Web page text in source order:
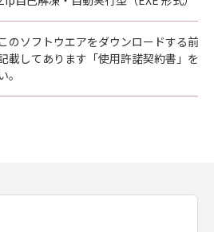
このソフトウエアをダウンロードする前
載してあります「使用許諾契約書」を
。